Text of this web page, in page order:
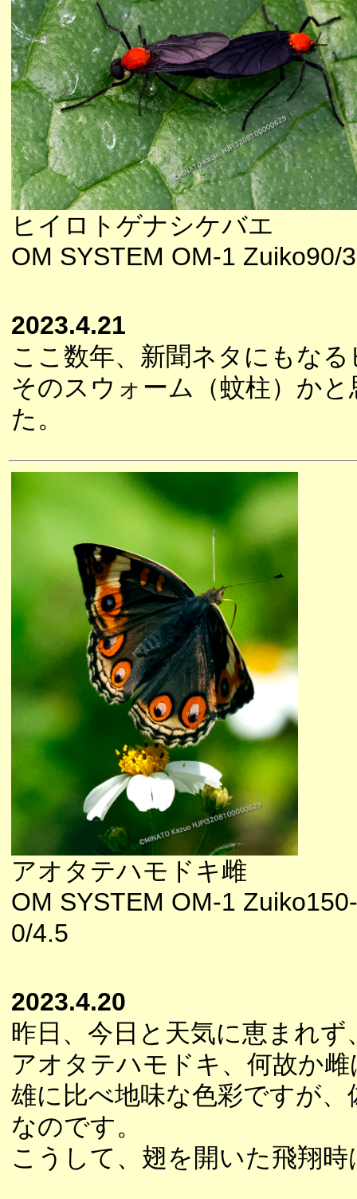
ヒイロトゲナシケバエ
OM SYSTEM OM-1 Zuiko90/
2023.4.21
ここ数年、新聞ネタにもな
そのスウォーム（蚊柱）か
た。
アオタテハモドキ雌
OM SYSTEM OM-1
0/4.5
2023.4.20
昨日、今日と天気に恵まれ
アオタテハモドキ、何故か
雄に比べ地味な色彩ですが
なのです。
こうして、翅を開いた飛翔